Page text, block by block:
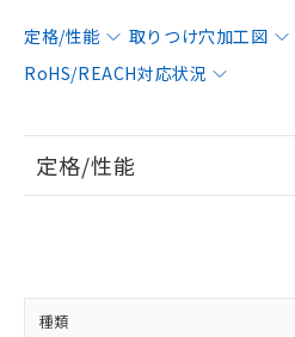
定格/性能 取りつけ穴加工図
RoHS/REACH対応状況
定格/性能
種類